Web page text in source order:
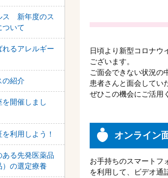
ス 新年度のス
ついて
れるアレルギー
の紹介
開催しまし
利用しよう！
る先発医薬品
）の選定療養
日頃より新型コロナウ
ございます。
ご面会できない状況の
患者さんと面会してい
ぜひこの機会にご活用
オンライン
お手持ちのスマートフ
を利用して、ビデオ通